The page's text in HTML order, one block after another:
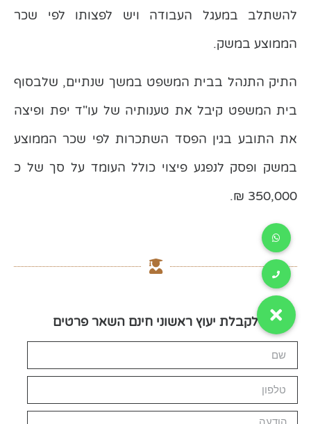
להשתלב במעגל העבודה ויש לפצותו לפי שכר
הממוצע במשק.
התיק התנהל בבית המשפט במשך שנתיים, שלבסוף
בית המשפט קיבל את טענותיה של עו"ד יפת ופיצה
את התובע בגין הפסד השתכרות לפי שכר הממוצע
במשק ופסק לנפגע פיצוי כולל העומד על סך של כ
350,000 ₪.
לקבלת יעוץ ראשוני חינם השאר פרטים